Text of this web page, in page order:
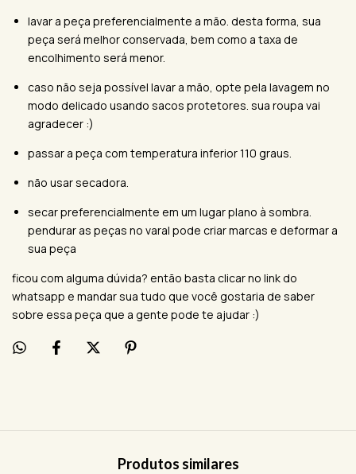
lavar a peça preferencialmente a mão. desta forma, sua
peça será melhor conservada, bem como a taxa de
encolhimento será menor.
caso não seja possível lavar a mão, opte pela lavagem no
modo delicado usando sacos protetores. sua roupa vai
agradecer :)
passar a peça com temperatura inferior 110 graus.
não usar secadora.
secar preferencialmente em um lugar plano à sombra.
pendurar as peças no varal pode criar marcas e deformar a
sua peça
ficou com alguma dúvida? então basta clicar no link do
whatsapp e mandar sua tudo que você gostaria de saber
sobre essa peça que a gente pode te ajudar :)
Produtos similares